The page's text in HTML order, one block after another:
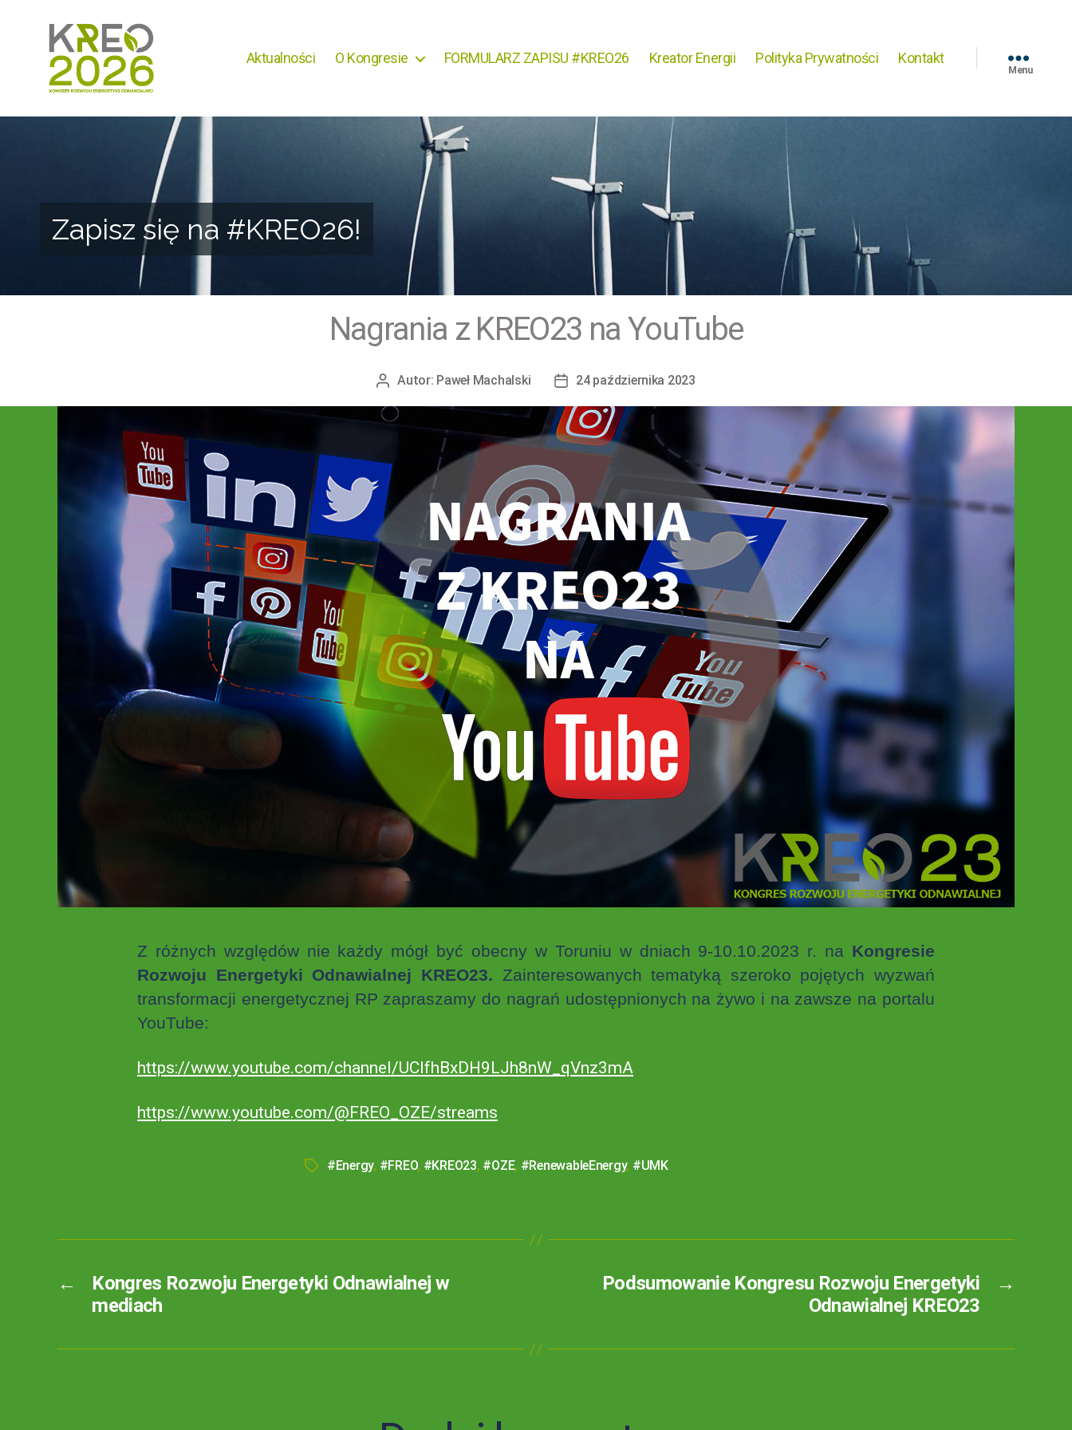
Aktualności O Kongresie FORMULARZ ZAPISU #KREO26 Kreator Energii Polityka Prywatności Kontakt
Menu
Zapisz się na #KREO26!
Nagrania z KREO23 na YouTube
Autor: Paweł Machalski 24 października 2023
Z różnych względów nie każdy mógł być obecny w Toruniu w dniach 9-10.10.2023 r. na Kongresie
Rozwoju Energetyki Odnawialnej KREO23. Zainteresowanych tematyką szeroko pojętych wyzwań
transformacji energetycznej RP zapraszamy do nagrań udostępnionych na żywo i na zawsze na portalu
YouTube:
https://www.youtube.com/channel/UClfhBxDH9LJh8nW_qVnz3mA
https://www.youtube.com/@FREO_OZE/streams
#Energy, #FREO, #KREO23, #OZE, #RenewableEnergy, #UMK
←
Kongres Rozwoju Energetyki Odnawialnej w
mediach
→
Podsumowanie Kongresu Rozwoju Energetyki
Odnawialnej KREO23